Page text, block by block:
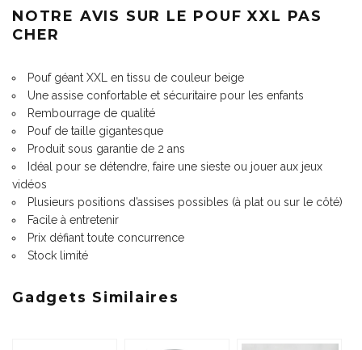
NOTRE AVIS SUR LE POUF XXL PAS
CHER
Pouf géant XXL en tissu de couleur beige
Une assise confortable et sécuritaire pour les enfants
Rembourrage de qualité
Pouf de taille gigantesque
Produit sous garantie de 2 ans
Idéal pour se détendre, faire une sieste ou jouer aux jeux
vidéos
Plusieurs positions d’assises possibles (à plat ou sur le côté)
Facile à entretenir
Prix défiant toute concurrence
Stock limité
Gadgets Similaires